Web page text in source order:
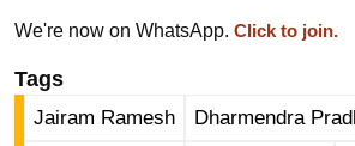
ज
ज
ग
We're now on WhatsApp. Click to join.
Tags
Jairam Ramesh Dharmendra